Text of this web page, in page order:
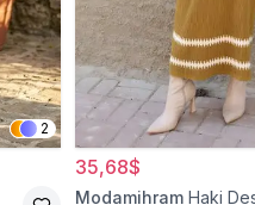
2
35,68$
Modamihram Haki